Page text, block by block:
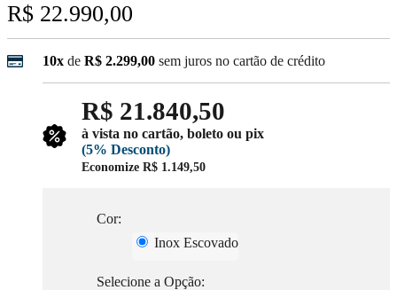
R$ 22.990,00
10x de R$ 2.299,00 sem juros no cartão de crédito
R$ 21.840,50
à vista no cartão, boleto ou pix
(5% Desconto)
Economize R$ 1.149,50
Cor:
Inox Escovado
Selecione a Opção: